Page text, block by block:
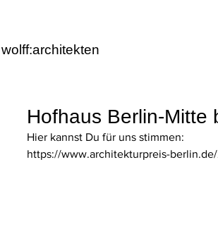
wolff:architekten
Hofhaus Berlin-Mitte
Hier kannst Du für uns stimmen:
https://www.architekturpreis-